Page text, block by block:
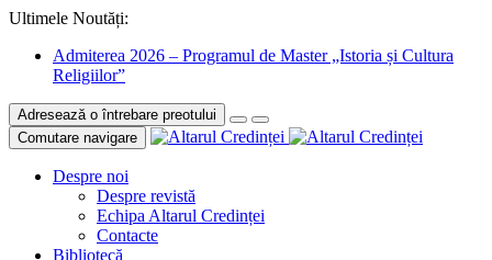
Ultimele Noutăți:
Admiterea 2026 – Programul de Master „Istoria și Cultura
Religiilor”
Adresează o întrebare preotului
Comutare navigare
Despre noi
Despre revistă
Echipa Altarul Credinței
Contacte
Bibliotecă